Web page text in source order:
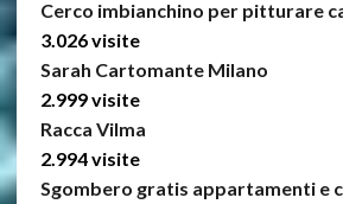
Cerco imbianchino per pitturare
3.026 visite
Sarah Cartomante Milano
2.999 visite
Racca Vilma
2.994 visite
Sgombero gratis appartamenti e